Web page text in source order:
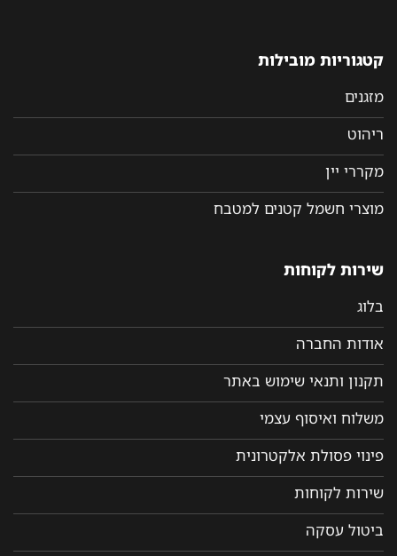
קטגוריות מובילות
מזגנים
ריהוט
מקררי יין
מוצרי חשמל קטנים למטבח
שירות לקוחות
בלוג
אודות החברה
תקנון ותנאי שימוש באתר
משלוח ואיסוף עצמי
פינוי פסולת אלקטרונית
שירות לקוחות
ביטול עסקה